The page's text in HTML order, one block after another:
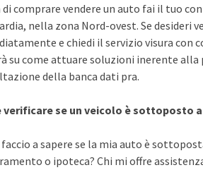
di comprare vendere un auto fai il tuo
nella zona Nord-ovest. Se desideri
e chiedi il servizio visura con
su come attuare soluzioni inerente
della banca dati pra.
verificare se un veicolo è sottoposto
a sapere se la mia auto è
o ipoteca? Chi mi offre